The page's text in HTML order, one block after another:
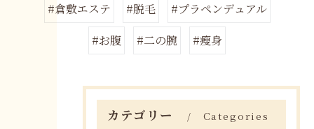
#倉敷エステ #脱毛
#プラペンデュアル
#お腹
#二の腕 #瘦身
カテゴリー Categories